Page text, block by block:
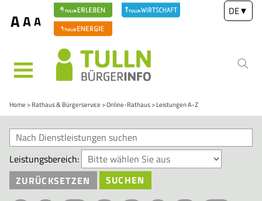
AAA
DE▼
MENÜ
Home Rathaus & Bürgerservice Online-Rathaus Leistungen A-Z
Leistungsbereich:
ZURÜCKSETZEN
SUCHEN